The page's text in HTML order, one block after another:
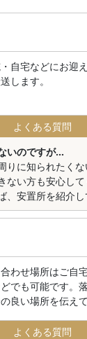
自宅などにお迎
します。
よくある質問
いのですが...
りに知られたく
ない方も安心して
、安置所を紹介し
わせ場所はご自
でも可能です。
良い場所を伝え
よくある質問